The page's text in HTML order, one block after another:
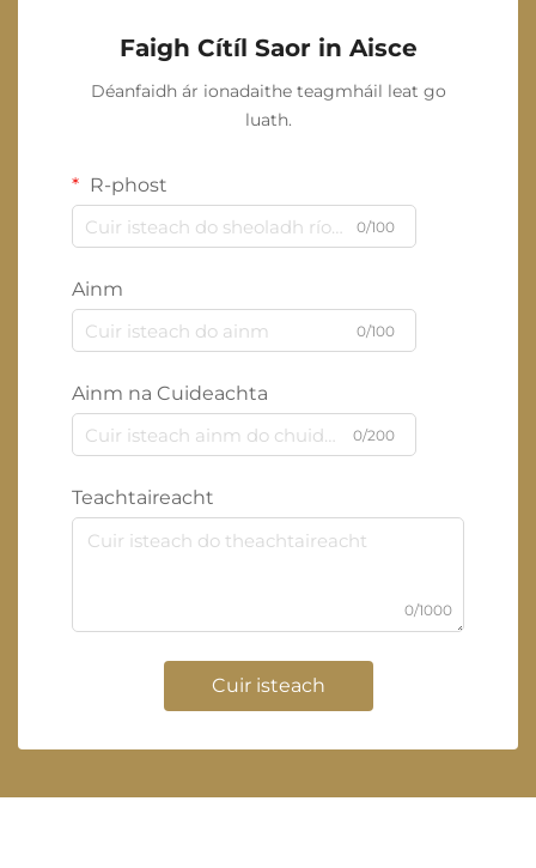
Faigh Cítíl Saor in Aisce
Déanfaidh ár ionadaithe teagmháil leat go
luath.
R-phost
0/100
Ainm
0/100
Ainm na Cuideachta
0/200
Teachtaireacht
0/1000
Cuir isteach